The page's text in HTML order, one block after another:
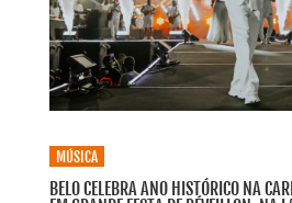
MÚSICA
BELO CELEBRA ANO HISTÓRICO NA